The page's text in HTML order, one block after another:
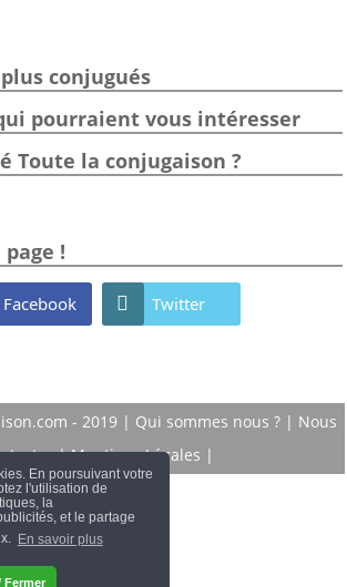
En poursuivant votre
l'utilisation de
la
et le partage
En savoir plus
Fermer
conjugués
pourraient vous intéresser
Toute la conjugaison ?
!
Facebook  Twitter
- 2019 | Qui sommes nous ? | Nous
|Mentions Légales |